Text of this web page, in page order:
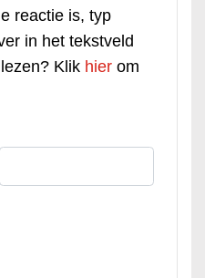
reactie is, typ
in het tekstveld
Klik hier om